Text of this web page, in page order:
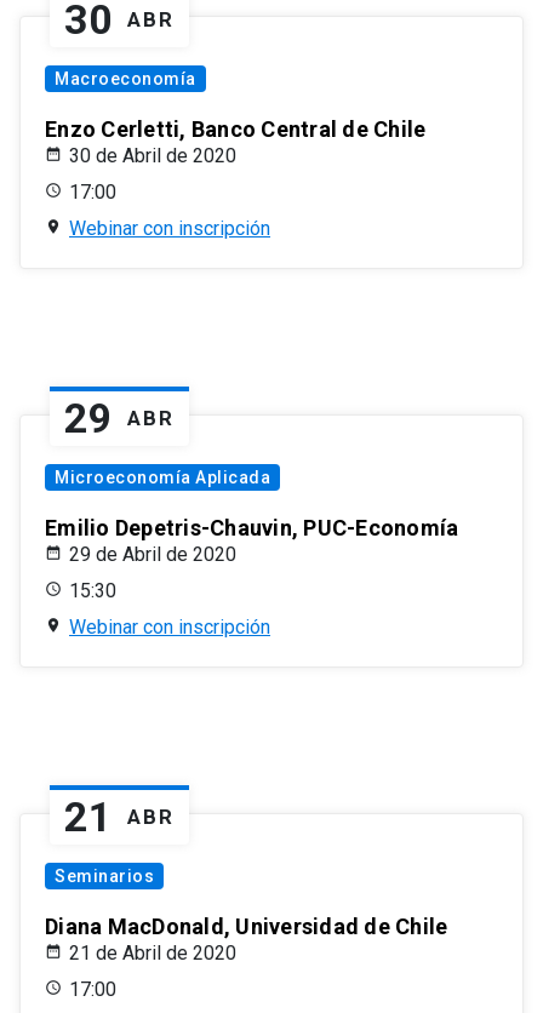
30 ABR
Macroeconomía
Enzo Cerletti, Banco Central de Chile
30 de Abril de 2020
17:00
Webinar con inscripción
29 ABR
Microeconomía Aplicada
Emilio Depetris-Chauvin, PUC-Economía
29 de Abril de 2020
15:30
Webinar con inscripción
21 ABR
Seminarios
Diana MacDonald, Universidad de Chile
21 de Abril de 2020
17:00